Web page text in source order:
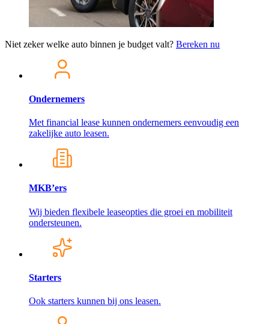
Niet zeker welke auto binnen je budget valt? Bereken nu
Ondernemers
Met financial lease kunnen ondernemers eenvoudig een
zakelijke auto leasen.
MKB’ers
Wij bieden flexibele leaseopties die groei en mobiliteit
ondersteunen.
Starters
Ook starters kunnen bij ons leasen.